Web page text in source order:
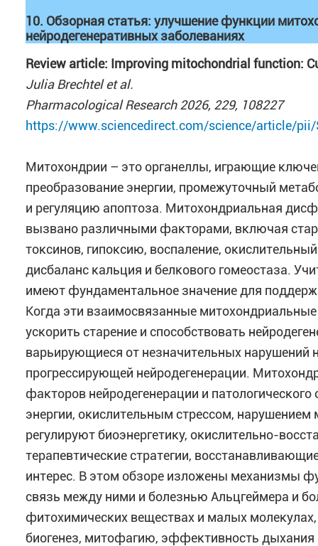
10. Обзорная статья: улучшение функции
нейродегенеративных заболеваниях
Review article: Improving mitochondrial function:
Julia Brechtel et al.
Pharmacological Research 2026, 229, 108227
https://www.sciencedirect.com/science/article/pii/
Митохондрии – это органеллы, играющие
преобразование энергии, промежуточный
и регуляцию апоптоза. Митохондриальная
вызвано различными факторами, включая
токсинов, гипоксию, воспаление,
дисбаланс кальция и белкового гомеостаза.
имеют фундаментальное значение для
Когда эти взаимосвязанные
ускорить старение и способствовать
варьирующиеся от незначительных нарушений
прогрессирующей нейродегенерации.
факторов нейродегенерации и
энергии, окислительным стрессом,
регулируют биоэнергетику, окислительно-
терапевтические стратегии,
интерес. В этом обзоре изложены механизмы
связь между ними и болезнью Альцгеймера и
фитохимических веществах и малых
биогенез, митофагию, эффективность дыхания